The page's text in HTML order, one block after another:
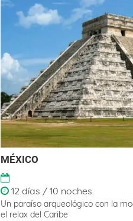
MÉXICO
12 días / 10 noches
Un paraíso arqueológico con la
el relax del Caribe